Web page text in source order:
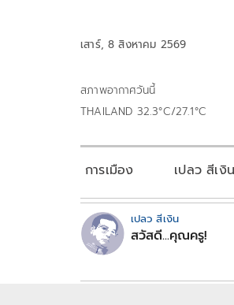
เสาร์, 8 สิงหาคม 2569
สภาพอากาศวันนี้
THAILAND 32.3°C/27.1°C
การเมือง เปลว สีเงิน
เปลว สีเงิน
สวัสดี...คุณครู!